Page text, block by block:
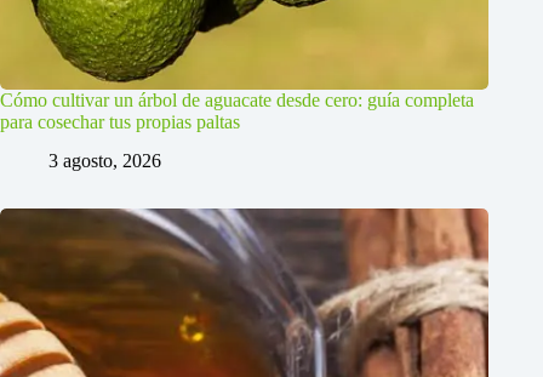
Cómo cultivar un árbol de aguacate desde cero: guía completa
para cosechar tus propias paltas
3 agosto, 2026